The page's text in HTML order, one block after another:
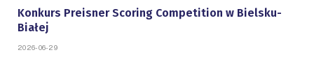
Konkurs Preisner Scoring Competition w Bielsku-
Białej
2026-06-29